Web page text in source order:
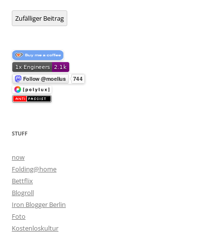
Zufälliger Beitrag
STUFF
now
Folding@home
Bettflix
Blogroll
Iron Blogger Berlin
Foto
Kostenloskultur